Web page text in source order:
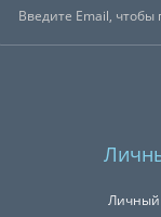
Личный